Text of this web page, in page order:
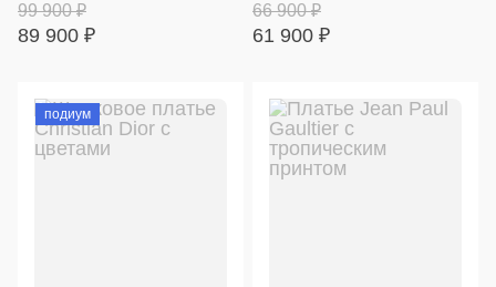
89 900 ₽
99 900₽
61 900 ₽
66 900₽
подиум